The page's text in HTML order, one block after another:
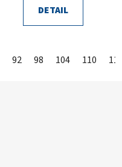
122 128 134 140
DETAIL
92 98 104 110